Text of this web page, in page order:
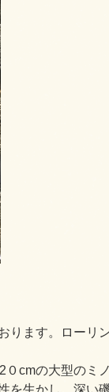
ます。ローリ
０cmの大型のミ
を生かし、深い